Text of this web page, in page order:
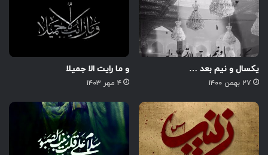
یکسال و نیم بعد …
۲۷ بهمن ۱۴۰۰
و ما رایت الا جمیلا
۴ مهر ۱۴۰۳